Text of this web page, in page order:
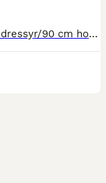
Headds Up Folly Sto F. 2019 157 cm LC dressyr/90 cm hoppning (med nuvarande styrka) Bästa vän/ridgymnasium/mor-dotterhäst Imp. Irland Ingen betydande skadehistorik Nu letar finaste guldklimpen Folly efter sin nya familj. Väldigt social och trevlig häst, kommer oftast fram i hagen och vill hälsa. Snäll i all hantering, hade dock inte rekommenderat att små barn sk